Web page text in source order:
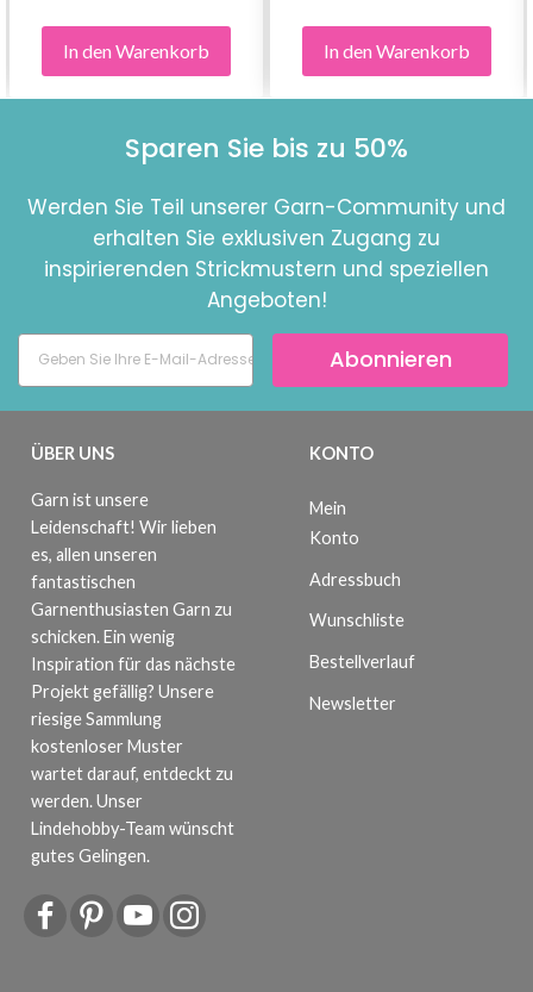
In den Warenkorb In den Warenkorb
Sparen Sie bis zu 50%
Werden Sie Teil unserer Garn-Community und
erhalten Sie exklusiven Zugang zu
inspirierenden Strickmustern und speziellen
Angeboten!
Abonnieren
ÜBER UNS
Garn ist unsere
Leidenschaft! Wir lieben
es, allen unseren
fantastischen
Garnenthusiasten Garn zu
schicken. Ein wenig
Inspiration für das nächste
Projekt gefällig? Unsere
riesige Sammlung
kostenloser Muster
wartet darauf, entdeckt zu
werden. Unser
Lindehobby-Team wünscht
gutes Gelingen.
KONTO
Mein
Konto
Adressbuch
Wunschliste
Bestellverlauf
Newsletter